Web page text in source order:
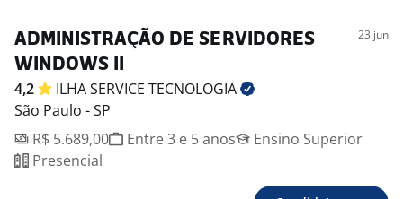
ADMINISTRAÇÃO DE SERVIDORES
WINDOWS II
23 jun
4,2 ILHA SERVICE TECNOLOGIA
São Paulo - SP
R$ 5.689,00
Entre 3 e 5 anos
Ensino Superior
Presencial